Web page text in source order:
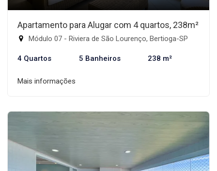
Apartamento para Alugar com 4 quartos, 238m²
Módulo 07 - Riviera de São Lourenço, Bertioga-SP
4 Quartos 5 Banheiros 238 m²
Mais informações